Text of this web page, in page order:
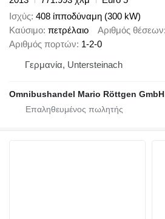
Ισχύς 408 ίπποδύναμη (300 kW)
Καύσιμο πετρέλαιο Αριθμός θέσεων
Αριθμός πορτών 1-2-0
Γερμανία, Untersteinach
Omnibushandel Mario Röttgen GmbH